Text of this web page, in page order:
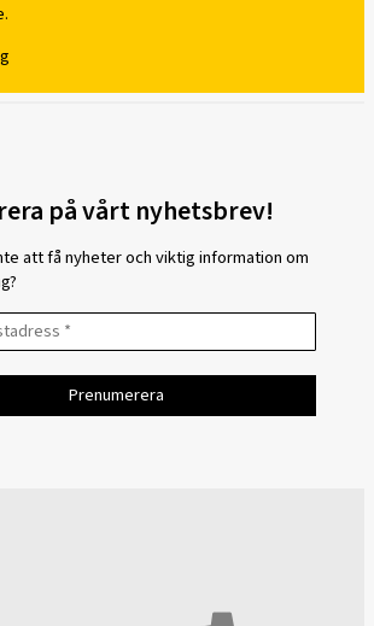
på vårt nyhetsbrev!
att få nyheter och viktig information om